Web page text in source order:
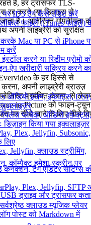
पर ID3 टैग कैसे एडिट करें
फाइलें (iTunes फाइलें)
Mac या PC से iPhone
करें
करने या रिडीम प्रोमो
ऐप खरीदारी सक्रिय करने
ऑडियो इंजन, इफेक्ट्स, DSP,
प्लेबैक, ऑडियो इफ़ेक्ट्स,
डिज़ाइन किया गया इक्वलाइज़र
Plex, Jellyfin, Subsonic,
लिए
Jellyfin, क्लाउड स्ट्रीमिंग,
कनेक्शन, टैग एडिटर सेटिंग्स
Plex, Jellyfin, SFTP
क्लाउड म्यूजिक प्लेयर
पोस्ट को Markdown में
हैं, हर ट्रांसफर TLS-
करने (या डिवाइस से
है। अतिरिक्त गोपनीयता
लाइब्रेरी को सुरक्षित
के हर हिस्से से
अपनी लाइब्रेरी ब्राउज़
प्रबंधित करना, से
in-Picture को फाइन-ट्यून
सीधे जाने के लिए नीचे
कॉम्पैक्ट हमेशा-स्क्रीन-पर
ड्राइव और ट्रांसफर